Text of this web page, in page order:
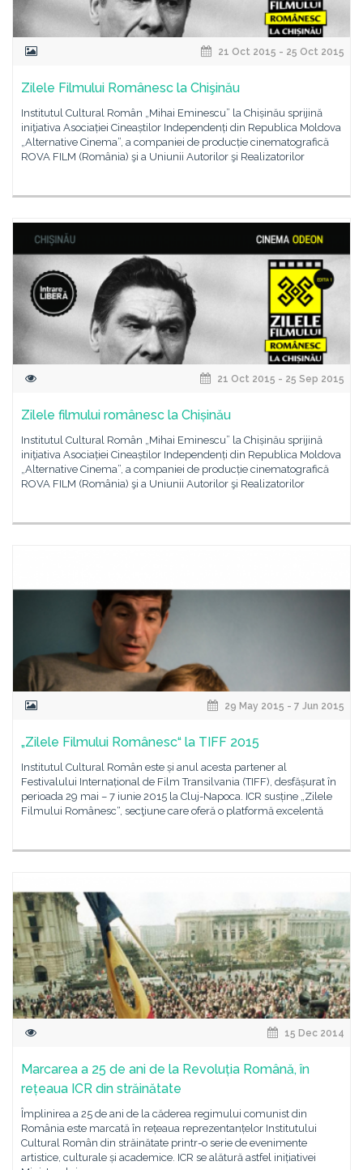
21 Oct 2015 - 25 Oct 2015
Zilele Filmului Românesc la Chişinău
Institutul Cultural Român „Mihai Eminescu” la Chișinău sprijină
iniţiativa Asociației Cineaștilor Independenți din Republica Moldova
„Alternative Cinema”, a companiei de producție cinematografică
ROVA FILM (România) şi a Uniunii Autorilor şi Realizatorilor
21 Oct 2015 - 25 Sep 2015
Zilele filmului românesc la Chișinău
Institutul Cultural Român „Mihai Eminescu” la Chișinău sprijină
iniţiativa Asociației Cineaștilor Independenți din Republica Moldova
„Alternative Cinema”, a companiei de producție cinematografică
ROVA FILM (România) şi a Uniunii Autorilor şi Realizatorilor
29 May 2015 - 7 Jun 2015
„Zilele Filmului Românesc“ la TIFF 2015
Institutul Cultural Român este și anul acesta partener al
Festivalului Internațional de Film Transilvania (TIFF), desfășurat în
perioada 29 mai – 7 iunie 2015 la Cluj-Napoca. ICR susține „Zilele
Filmului Românesc“, secţiune care oferă o platformă excelentă
15 Dec 2014
Marcarea a 25 de ani de la Revoluția Română, în
rețeaua ICR din străinătate
Împlinirea a 25 de ani de la căderea regimului comunist din
România este marcată în rețeaua reprezentanțelor Institutului
Cultural Român din străinătate printr-o serie de evenimente
artistice, culturale și academice. ICR se alătură astfel inițiativei